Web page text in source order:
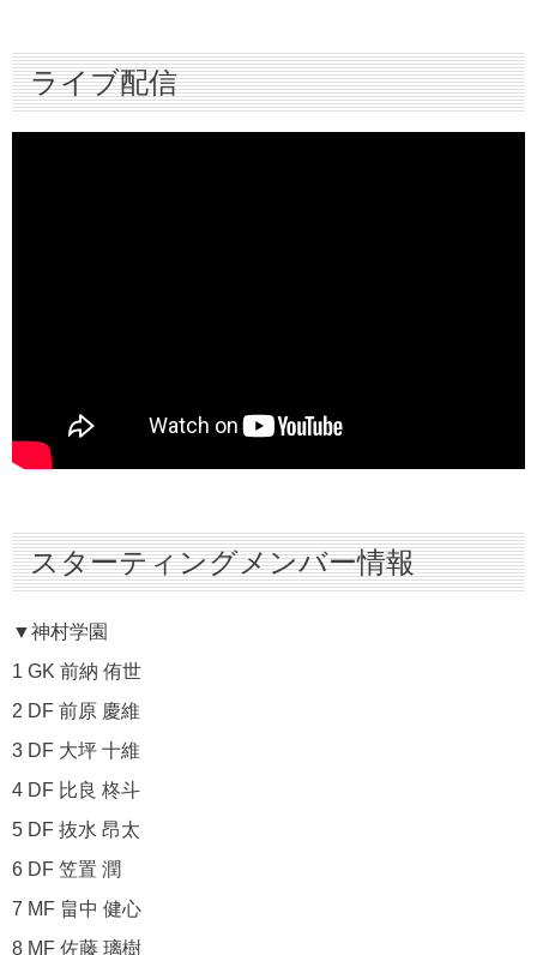
ハイライト
インタビュー
ライブ配信
スターティングメンバー情報
▼神村学園
1 GK 前納 侑世
2 DF 前原 慶維
3 DF 大坪 十維
4 DF 比良 柊斗
5 DF 抜水 昂太
6 DF 笠置 潤
7 MF 畠中 健心
8 MF 佐藤 璃樹